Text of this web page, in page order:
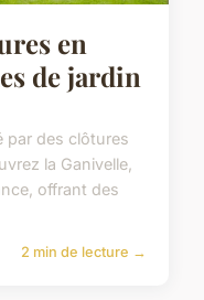
en
de jardin
par des clôtures
la Ganivelle,
offrant des
2 min de lecture →